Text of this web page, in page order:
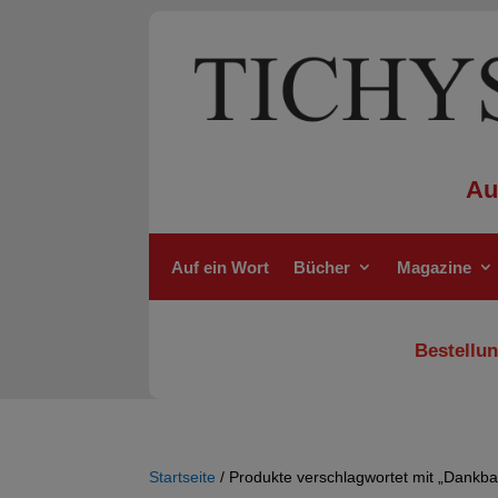
Auf ein Wort Bücher Magazine
Startseite / Produkte verschlagwortet mit